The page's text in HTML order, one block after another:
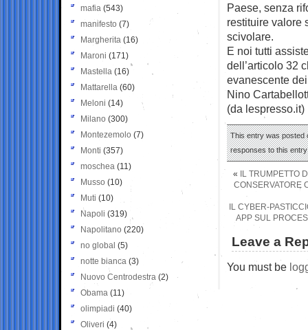
Paese, senza
restituire valore
scivolare.
E noi tutti
dell’articolo 32
evanescente
Nino
(da lespresso.it)
This entry was posted
responses to this
«
IL TRUMPETTO
CONSERVATORE
IL CYBER-
APP SUL
Leave a
You must be
mafia (543)
manifesto (7)
Margherita (16)
Maroni (171)
Mastella (16)
Mattarella (60)
Meloni (14)
Milano (300)
Montezemolo (7)
Monti (357)
moschea (11)
Musso (10)
Muti (10)
Napoli (319)
Napolitano (220)
no global (5)
notte bianca (3)
Nuovo Centrodestra (2)
Obama (11)
olimpiadi (40)
Oliveri (4)